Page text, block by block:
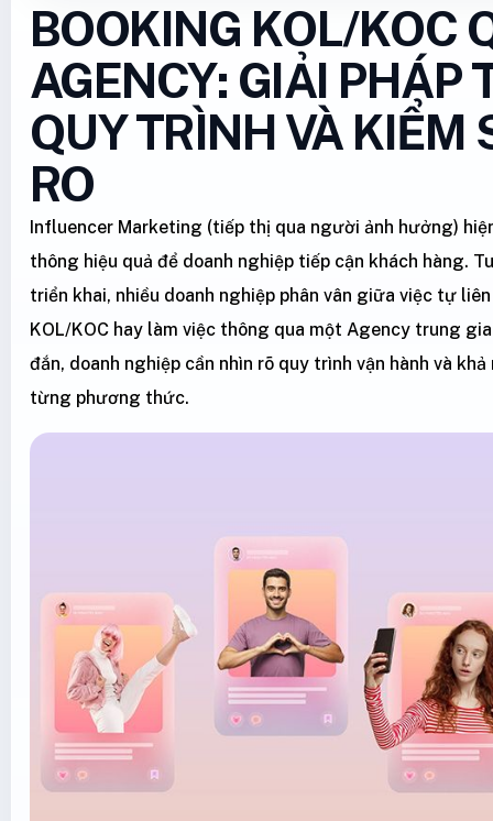
BOOKING KOL/KOC
AGENCY: GIẢI PHÁP
QUY TRÌNH VÀ KIỂM
RO
Influencer Marketing (tiếp thị qua người ảnh hưởng)
thông hiệu quả để doanh nghiệp tiếp cận khách hàng.
triển khai, nhiều doanh nghiệp phân vân giữa việc tự
KOL/KOC hay làm việc thông qua một Agency trung
đắn, doanh nghiệp cần nhìn rõ quy trình vận hành và
từng phương thức.